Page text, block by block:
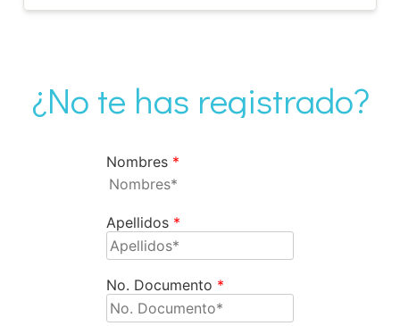
¿No te has registrado?
Nombres *
Apellidos *
No. Documento *